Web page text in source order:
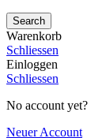
Search
Warenkorb
Schliessen
Einloggen
Schliessen
No account yet?
Neuer Account